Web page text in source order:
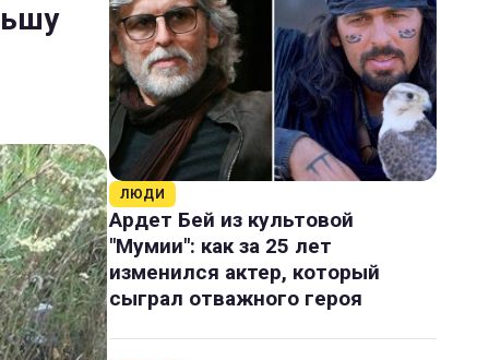
ЛЮДИ
Ардет Бей из культовой
"Мумии": как за 25 лет
изменился актер, который
сыграл отважного героя